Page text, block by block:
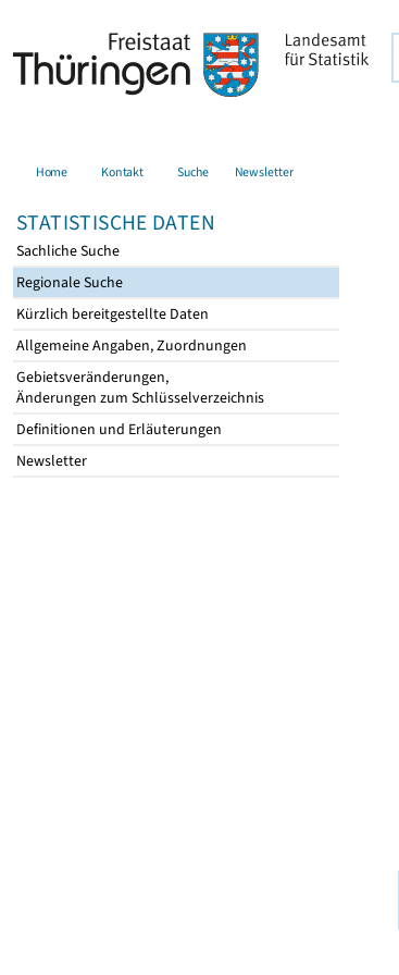
Home Kontakt Suche Newsletter
STATISTISCHE DATEN
Sachliche Suche
Regionale Suche
Kürzlich bereitgestellte Daten
Allgemeine Angaben, Zuordnungen
Gebietsveränderungen,
Änderungen zum Schlüsselverzeichnis
Definitionen und Erläuterungen
Newsletter